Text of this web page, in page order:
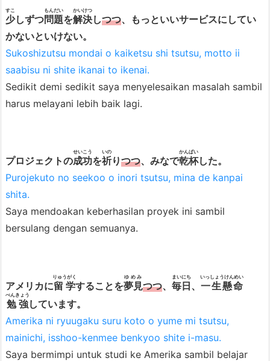
a
K
a
l
i
m
4.
2.
e
n
a
s
a
n
少
すこ
しずつ問題
もんだい
を解決
かいけつ
しつつ、もっといいサービスにしてい
かないといけない。
Sukoshizutsu mondai o kaiketsu shi tsutsu, motto ii
saabisu ni shite ikanai to ikenai.
Sedikit demi sedikit saya menyelesaikan masalah sambil
harus melayani lebih baik lagi.
プロジェクトの成功
せいこう
を祈
いの
りつつ、みなで乾杯
かんぱい
した。
Purojekuto no seekoo o inori tsutsu, mina de kanpai
shita.
Saya mendoakan keberhasilan proyek ini sambil
bersulang dengan semuanya.
アメリカに留学
りゅうがく
することを夢見
ゆめみ
つつ、 毎日
まいにち
、 一生懸命
いっしょうけんめい
勉強
べんきょう
しています。
Amerika ni ryuugaku suru koto o yume mi tsutsu,
mainichi, isshoo-kenmee benkyoo shite i-masu.
Saya bermimpi untuk studi ke Amerika sambil belajar